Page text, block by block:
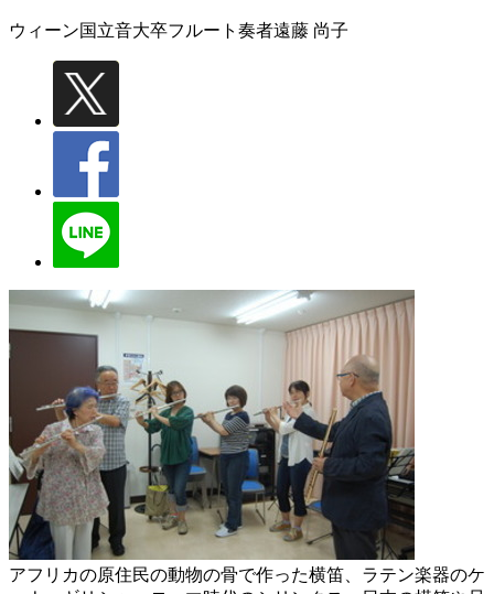
ウィーン国立音大卒フルート奏者遠藤 尚子
アフリカの原住民の動物の骨で作った横笛、ラテン楽器のケ